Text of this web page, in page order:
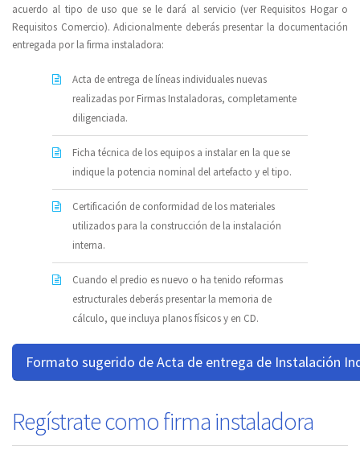
acuerdo al tipo de uso que se le dará al servicio (ver Requisitos Hogar o
Requisitos Comercio). Adicionalmente deberás presentar la documentación
entregada por la firma instaladora:
Acta de entrega de líneas individuales nuevas
realizadas por Firmas Instaladoras, completamente
diligenciada.
Ficha técnica de los equipos a instalar en la que se
indique la potencia nominal del artefacto y el tipo.
Certificación de conformidad de los materiales
utilizados para la construcción de la instalación
interna.
Cuando el predio es nuevo o ha tenido reformas
estructurales deberás presentar la memoria de
cálculo, que incluya planos físicos y en CD.
Formato sugerido de Acta de entrega de Instalación
Regístrate como firma instaladora